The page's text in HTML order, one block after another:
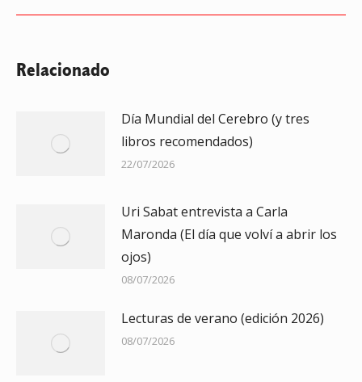
Relacionado
Día Mundial del Cerebro (y tres
libros recomendados)
22/07/2026
Uri Sabat entrevista a Carla
Maronda (El día que volví a abrir los
ojos)
08/07/2026
Lecturas de verano (edición 2026)
08/07/2026